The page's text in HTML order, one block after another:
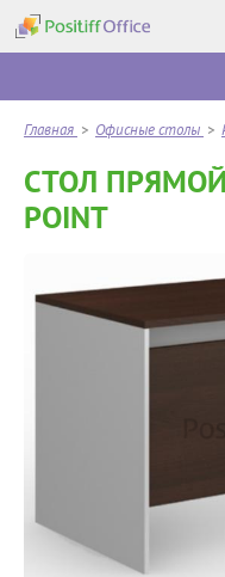
Главная > Офисные столы >
СТОЛ ПРЯМОЙ
POINT